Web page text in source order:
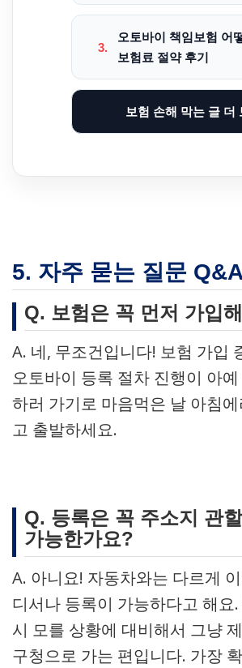
3.
오토바이 책임보험 어
보험료 절약 후기
보험 손해 막는 글 더
5. 자주 묻는 질문 Q&A
Q. 보험은 꼭 먼저 가입
A. 네, 무조건입니다! 보험 가입
오토바이 등록 절차 진행이 아
하러 가기로 마음먹은 날 아침
고 출발하세요.
Q. 등록은 꼭 주소지 관
가능한가요?
A. 아니요! 자동차와는 다르게
디서나 등록이 가능하다고 해요
시 모를 상황에 대비해서 그냥
구청으로 가는 편입니다. 가장